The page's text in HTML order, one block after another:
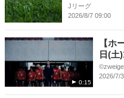
Jリーグ
2026/8/7 09:00
0:15
【ホ
日(土
2026/7/